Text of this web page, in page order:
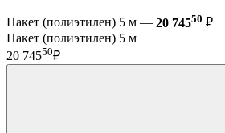
Пакет (полиэтилен) 5 м — 20 74550 ₽
Пакет (полиэтилен) 5 м
20 74550₽